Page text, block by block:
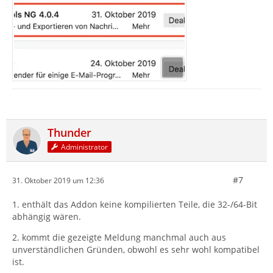
Thunder
Administrator
31. Oktober 2019 um 12:36 #7
1. enthält das Addon keine kompilierten Teile, die 32-/64-Bit
abhängig wären.
2. kommt die gezeigte Meldung manchmal auch aus
unverständlichen Gründen, obwohl es sehr wohl kompatibel
ist.